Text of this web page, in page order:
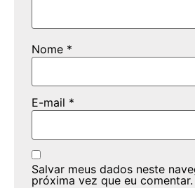
Nome *
E-mail *
Salvar meus dados neste
próxima vez que eu comentar.